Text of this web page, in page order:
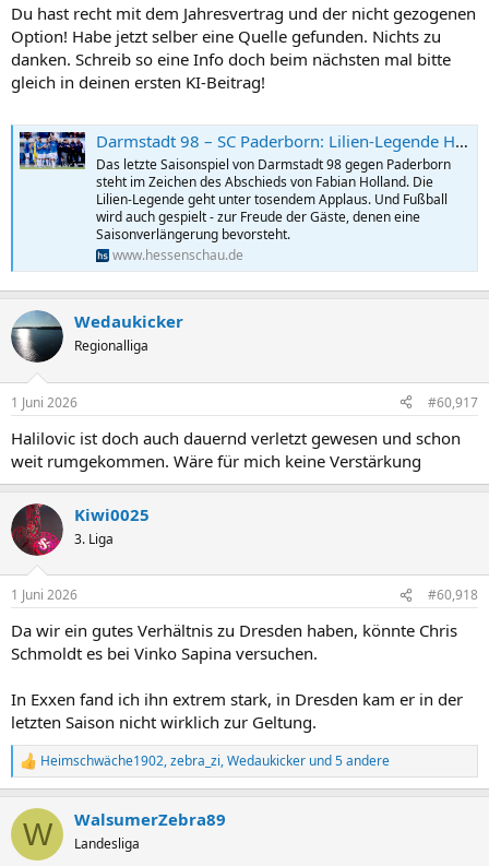
Du hast recht mit dem Jahresvertrag und der nicht gezogenen
Option! Habe jetzt selber eine Quelle gefunden. Nichts zu
danken. Schreib so eine Info doch beim nächsten mal bitte
gleich in deinen ersten KI-Beitrag!
Darmstadt 98 – SC Paderborn: Lilien-Legende Holland geht unter tosendem Applaus
Das letzte Saisonspiel von Darmstadt 98 gegen Paderborn
steht im Zeichen des Abschieds von Fabian Holland. Die
Lilien-Legende geht unter tosendem Applaus. Und Fußball
wird auch gespielt - zur Freude der Gäste, denen eine
Saisonverlängerung bevorsteht.
www.hessenschau.de
Wedaukicker
Regionalliga
1 Juni 2026 #60,917
Halilovic ist doch auch dauernd verletzt gewesen und schon
weit rumgekommen. Wäre für mich keine Verstärkung
Kiwi0025
3. Liga
1 Juni 2026 #60,918
Da wir ein gutes Verhältnis zu Dresden haben, könnte Chris
Schmoldt es bei Vinko Sapina versuchen.
In Exxen fand ich ihn extrem stark, in Dresden kam er in der
letzten Saison nicht wirklich zur Geltung.
R
e
k
i
Heimschwäche1902,zebra_zi,Wedaukicker und 5 andere
W WalsumerZebra89
Landesliga